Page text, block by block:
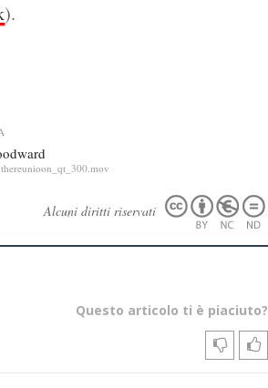
).
Alcuni diritti riservati
Questo articolo ti è piaciuto?